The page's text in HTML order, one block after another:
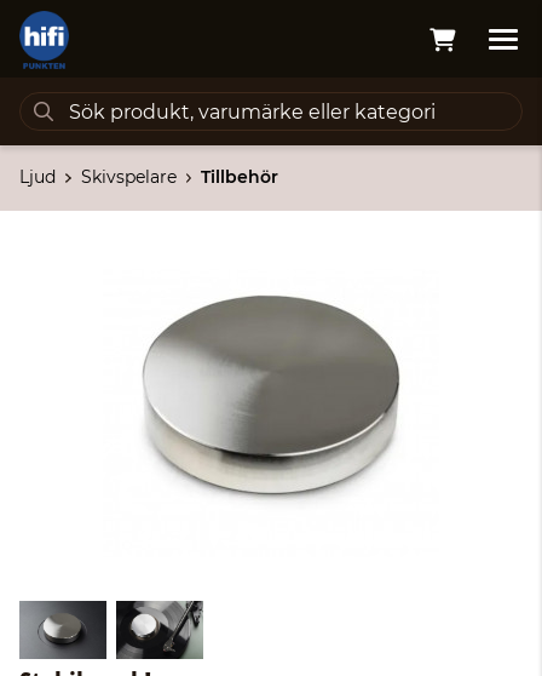
Ljud Skivspelare Tillbehör